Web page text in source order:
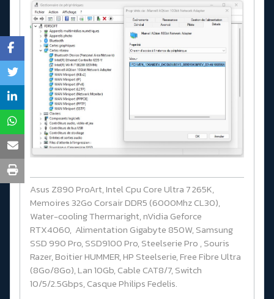
Asus Z890 ProArt, Intel Cpu Core Ultra 7 265K,
Memoires 32Go Corsair DDR5 (6000Mhz CL30),
Water-cooling Thermaright, nVidia Geforce
RTX4060, Alimentation Gigabyte 850W, Samsung
SSD 990 Pro, SSD9100 Pro, Steelserie Pro , Souris
Razer, Boitier HUMMER, HP Steelserie, Free Fibre Ultra
(8Go/8Go), Lan 10Gb, Cable CAT8/7, Switch
10/5/2.5Gbps, Casque Philips Fedelis.